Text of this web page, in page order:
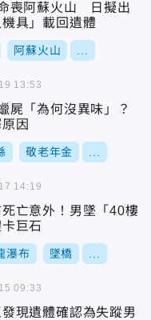
喪阿蘇火山 日擬出
具」載回遺體
阿蘇火山
屍「為何沒異味」？
因
敬老年金
13:53
亡意外！男墜「40樓
巨石
瀑布 墜橋
14:19
現遺體確認為失蹤男
09:33